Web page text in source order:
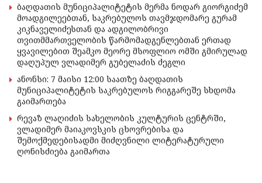
ბაღდათის მუნიციპალიტეტის მერმა ნოდარ გიორგიძემ
მოადგილეებთან, საკრებულოს თავმჯდომარე გურამ
კიკნაველიძესთან და ადგილობრივი
თვითმმართველობის წარმომადგენლებთან ერთად
ყვავილებით შეამკო მეორე მსოფლიო ომში გმირულად
დაღუპულ ვლადიმერ გუბელაძის ძეგლი
ანონსი: 7 მაისი 12:00 საათზე ბაღდათის
მუნიციპალიტეტის საკრებულოს რიგგარეშე სხდომა
გაიმართება
რევაზ ლაღიძის სახელობის კულტურის ცენტრში,
ვლადიმერ მაიაკოვსკის ცხოვრებისა და
შემოქმედებისადმი მიძღვნილი ლიტერატურული
ღონისძიება გაიმართა